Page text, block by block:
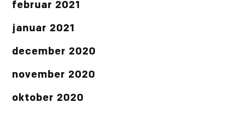
februar 2021
januar 2021
december 2020
november 2020
oktober 2020